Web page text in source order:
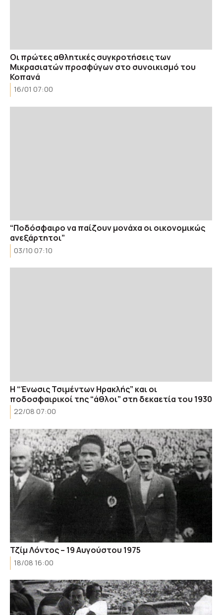
Οι πρώτες αθλητικές συγκροτήσεις των
Μικρασιατών προσφύγων στο συνοικισμό του
Κοπανά
16/01 07:00
“Ποδόσφαιρο να παίζουν μονάχα οι οικονομικώς
ανεξάρτητοι”
03/10 07:10
Η “Ένωσις Τσιμέντων Ηρακλής” και οι
ποδοσφαιρικοί της “άθλοι” στη δεκαετία του 1930
22/08 07:00
Τζίμ Λόντος – 19 Αυγούστου 1975
18/08 16:00